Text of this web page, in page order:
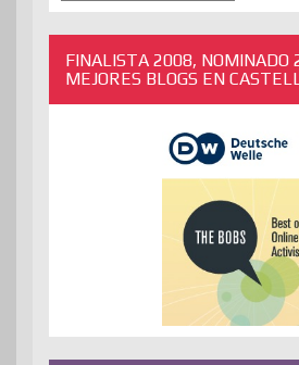
ANTERIORES
FINALISTA 2008, NOMINADO
MEJORES BLOGS EN